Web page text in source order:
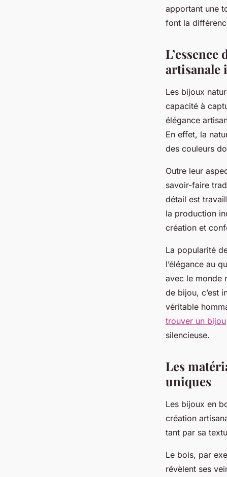
apportant une
font la
artisanale
Les bijoux
capacité à
élégance
En effet, la
des couleurs
Outre leur
savoir-faire
détail est
la production
création et
La popularité
l’élégance au
avec le monde
de bijou, c’est
véritable
trouver un bijou
silencieuse.
Les
uniques
Les bijoux en
création
tant par sa
Le bois, par
révèlent ses